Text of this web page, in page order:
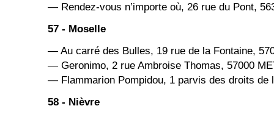
— Rendez-vous n’importe où, 26 rue du Pont,
57 - Moselle
— Au carré des Bulles, 19 rue de la Fontaine,
— Geronimo, 2 rue Ambroise Thomas, 57000
— Flammarion Pompidou, 1 parvis des droits de
58 - Nièvre